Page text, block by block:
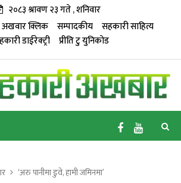
२०८३ श्रावण २३ गते , शनिवार
अखवार क्लिक सम्पादकीय
सहकारी साहित्य
डाईरेक्ट्री
प्रीति टु युनिकोड
‘अरु पानीमा डुवे, हामी जमिनमा’